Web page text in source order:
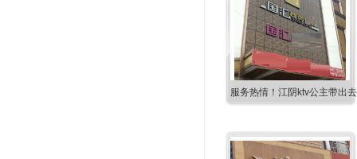
服务热情！江阴ktv公主带出